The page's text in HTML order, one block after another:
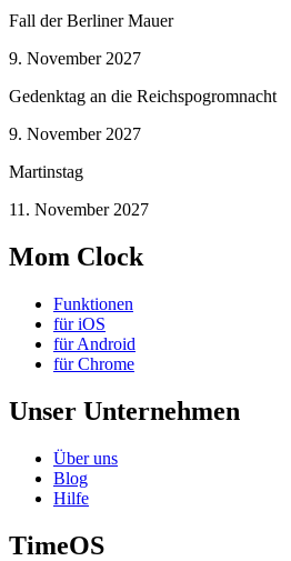
Fall der Berliner Mauer
9. November 2027
Gedenktag an die Reichspogromnacht
9. November 2027
Martinstag
11. November 2027
Mom Clock
Funktionen
für iOS
für Android
für Chrome
Unser Unternehmen
Über uns
Blog
Hilfe
TimeOS